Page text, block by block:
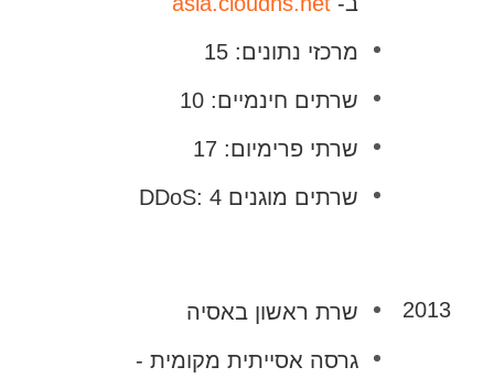
מרכזי נתונים: 15
שרתים חינמיים: 10
שרתי פרימיום: 17
שרתים מוגנים DDoS: 4
2013
שרת ראשון באסיה
גרסה אסייתית מקומית -